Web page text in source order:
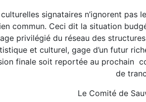
signataires n’ignorent
commun. Ceci dit la situation
privilégié du réseau des
et culturel, gage d’un futur
finale soit reportée au prochain
de
Le Comité de